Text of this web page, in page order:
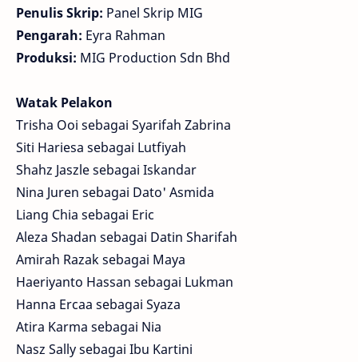
Penulis Skrip: Panel Skrip MIG
Pengarah: Eyra Rahman
Produksi: MIG Production Sdn Bhd
Watak Pelakon
Trisha Ooi sebagai Syarifah Zabrina
Siti Hariesa sebagai Lutfiyah
Shahz Jaszle sebagai Iskandar
Nina Juren sebagai Dato' Asmida
Liang Chia sebagai Eric
Aleza Shadan sebagai Datin Sharifah
Amirah Razak sebagai Maya
Haeriyanto Hassan sebagai Lukman
Hanna Ercaa sebagai Syaza
Atira Karma sebagai Nia
Nasz Sally sebagai Ibu Kartini